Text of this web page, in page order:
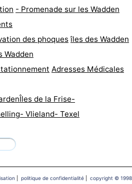
- Promenade sur les Wadden
des phoques îles des Wadden
Wadden
Adresses Médicales
Îles de la Frise-
- Vlieland- Texel
politique de confidentialité| copyright © 1998